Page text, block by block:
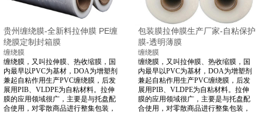
贵州缠绕膜-全新料拉伸膜 PE缠
绕膜定制封箱膜
缠绕膜
缠绕膜，又叫拉伸膜、热收缩膜，国
内最早以PVC为基材，DOA为增塑剂
兼起自粘作用生产PVC缠绕膜，后发
展用PIB、VLDPE为自粘材料。拉伸
膜的应用领域很广，主要是与托盘配
合使用，对零散商品进行整集包装，
包装膜拉伸膜生产厂家-自粘保护
膜-透明薄膜
缠绕膜
缠绕膜，又叫拉伸膜、热收缩膜，国
内最早以PVC为基材，DOA为增塑剂
兼起自粘作用生产PVC缠绕膜，后发
展用PIB、VLDPE为自粘材料。拉伸
膜的应用领域很广，主要是与托盘配
合使用，对零散商品进行整集包装，